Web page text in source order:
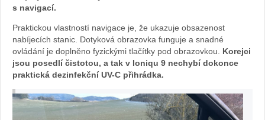
s navigací.
Praktickou vlastností navigace je, že ukazuje obsazenost
nabíjecích stanic. Dotyková obrazovka funguje a snadné
ovládání je doplněno fyzickými tlačítky pod obrazovkou. Korejci
jsou posedlí čistotou, a tak v Ioniqu 9 nechybí dokonce
praktická dezinfekční UV-C přihrádka.